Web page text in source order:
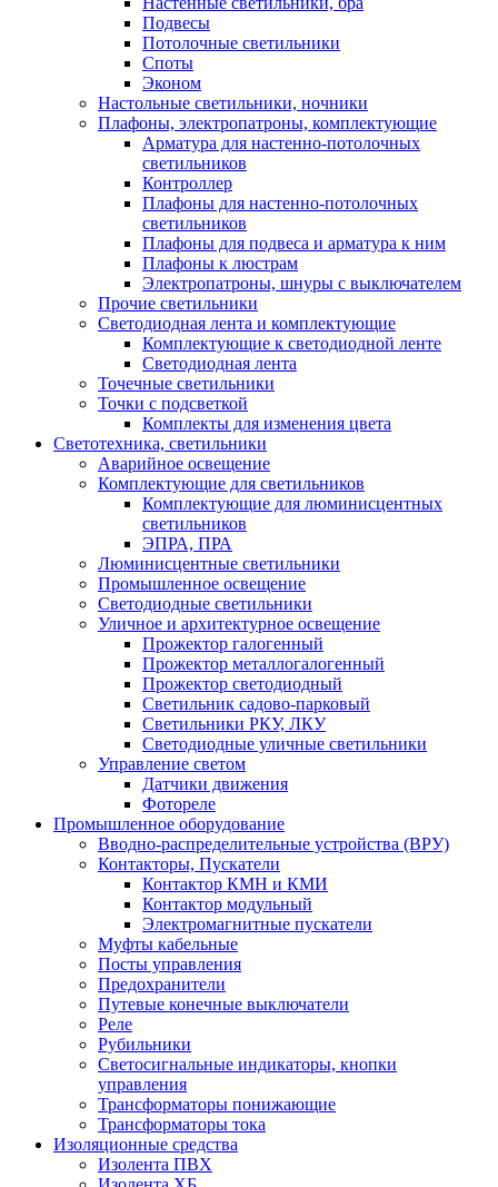
Подвесы
Потолочные светильники
Споты
Эконом
Настольные светильники, ночники
Плафоны, электропатроны, комплектующие
Арматура для настенно-потолочных
светильников
Контроллер
Плафоны для настенно-потолочных
светильников
Плафоны для подвеса и арматура к ним
Плафоны к люстрам
Электропатроны, шнуры с выключателем
Прочие светильники
Светодиодная лента и комплектующие
Комплектующие к светодиодной ленте
Светодиодная лента
Точечные светильники
Точки с подсветкой
Комплекты для изменения цвета
Светотехника, светильники
Аварийное освещение
Комплектующие для светильников
Комплектующие для люминисцентных
светильников
ЭПРА, ПРА
Люминисцентные светильники
Промышленное освещение
Светодиодные светильники
Уличное и архитектурное освещение
Прожектор галогенный
Прожектор металлогалогенный
Прожектор светодиодный
Светильник садово-парковый
Светильники РКУ, ЛКУ
Светодиодные уличные светильники
Управление светом
Датчики движения
Фотореле
Промышленное оборудование
Вводно-распределительные устройства (ВРУ)
Контакторы, Пускатели
Контактор КМН и КМИ
Контактор модульный
Электромагнитные пускатели
Муфты кабельные
Посты управления
Предохранители
Путевые конечные выключатели
Реле
Рубильники
Светосигнальные индикаторы, кнопки
управления
Трансформаторы понижающие
Трансформаторы тока
Изоляционные средства
Изолента ПВХ